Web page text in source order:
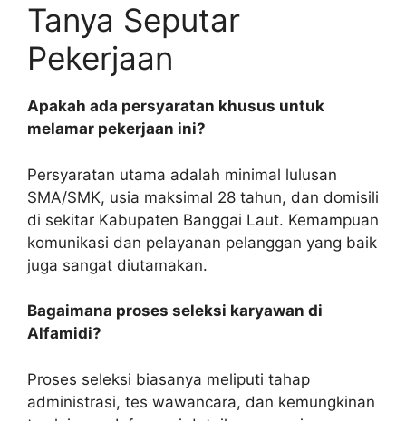
Tanya Seputar
Pekerjaan
Apakah ada persyaratan khusus untuk
melamar pekerjaan ini?
Persyaratan utama adalah minimal lulusan
SMA/SMK, usia maksimal 28 tahun, dan domisili
di sekitar Kabupaten Banggai Laut. Kemampuan
komunikasi dan pelayanan pelanggan yang baik
juga sangat diutamakan.
Bagaimana proses seleksi karyawan di
Alfamidi?
Proses seleksi biasanya meliputi tahap
administrasi, tes wawancara, dan kemungkinan